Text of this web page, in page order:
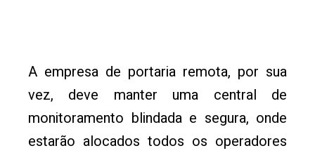
A empresa de portaria remota, por sua
vez, deve manter uma central de
monitoramento blindada e segura, onde
estarão alocados todos os operadores